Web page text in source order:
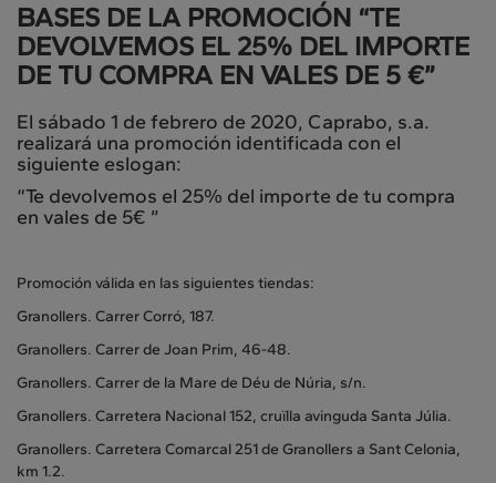
BASES DE LA PROMOCIÓN “TE
DEVOLVEMOS EL 25% DEL IMPORTE
DE TU COMPRA EN VALES DE 5 €”
El sábado 1 de febrero de 2020, Caprabo, s.a.
realizará una promoción identificada con el
siguiente eslogan:
“Te devolvemos el 25% del importe de tu compra
en vales de 5€ ”
Promoción válida en las siguientes tiendas:
Granollers. Carrer Corró, 187.
Granollers. Carrer de Joan Prim, 46-48.
Granollers. Carrer de la Mare de Déu de Núria, s/n.
Granollers. Carretera Nacional 152, cruïlla avinguda Santa Júlia.
Granollers. Carretera Comarcal 251 de Granollers a Sant Celonia,
km 1.2.